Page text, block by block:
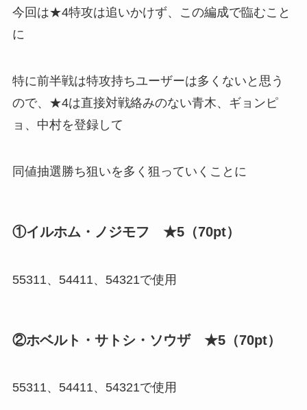
今回は★4特攻は追いかけず、この編成で臨むこと
に
特に前半戦は特攻持ちユーザーは多くないと思う
ので、★4は直接対戦絡みのない青木、ギョンピ
ョ、中村を登録して
同値抽選勝ち狙いを多く狙っていくことに
①イルホム・ノジモフ ★5（70pt）
55311、54411、54321で使用
②ホベルト・サトシ・ソウザ ★5（70pt）
55311、54411、54321で使用